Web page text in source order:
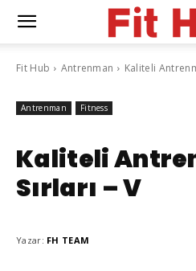
Fit Hub Antrenman Kaliteli
Antrenman Fitness
Kaliteli
Sırları – V
Yazar: FH TEAM